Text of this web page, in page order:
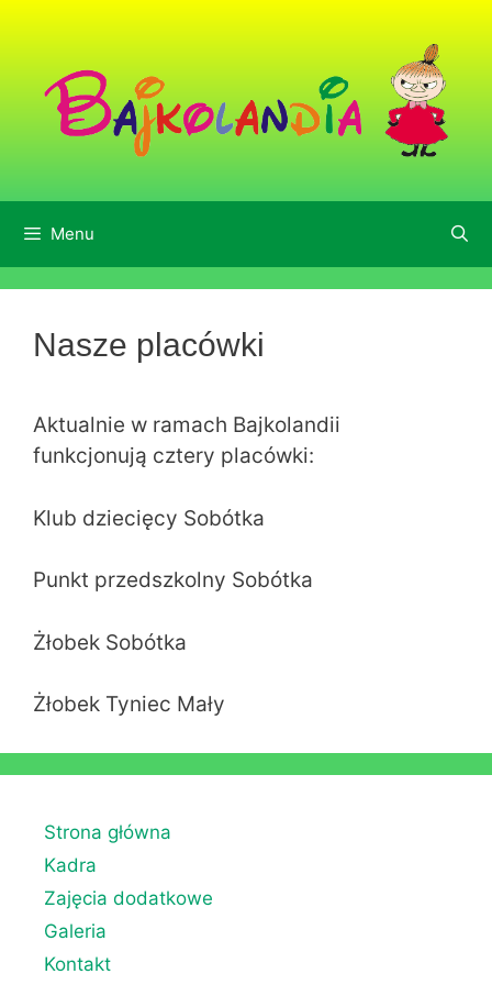
content
Menu
Nasze placówki
Aktualnie w ramach Bajkolandii
funkcjonują cztery placówki:
Klub dziecięcy Sobótka
Punkt przedszkolny Sobótka
Żłobek Sobótka
Żłobek Tyniec Mały
Strona główna
Kadra
Zajęcia dodatkowe
Galeria
Kontakt